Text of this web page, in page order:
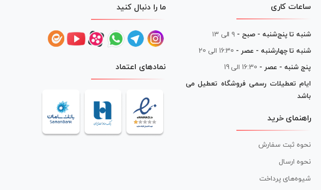
ساعات کاری
شنبه تا پنج‌شنبه - صبح - ۹ الی ۱۳
شنبه تا چهارشنبه - عصر - 16:30 الی 20
پنج شنبه - عصر - 16:30 الی 19
ایام تعطیلات رسمی فروشگاه تعطیل می
باشد
راهنمای خرید
نحوه ثبت سفارش
نحوه ارسال
شیوه‌های پرداخت
ما را دنبال کنید
نمادهای اعتماد